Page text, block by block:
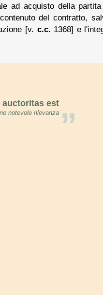
ad acquisto della
del contratto,
[v. c.c. 1368] e
est
”
notevole rilevanza